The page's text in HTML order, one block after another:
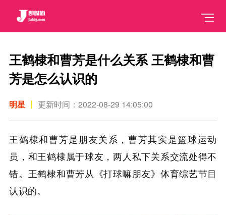
王鹤棣和曹芳是什么关系 王鹤棣和曹
芳是怎么认识的
明星 更新时间：2022-08-29 14:05:00
王鹤棣和曹芳是朋友关系，曹芳其实是篮球运动
员，和王鹤棣属于球友，两人私下关系交流处得不
错。王鹤棣和曹芳从《打球嘛朋友》体育综艺节目
认识的。